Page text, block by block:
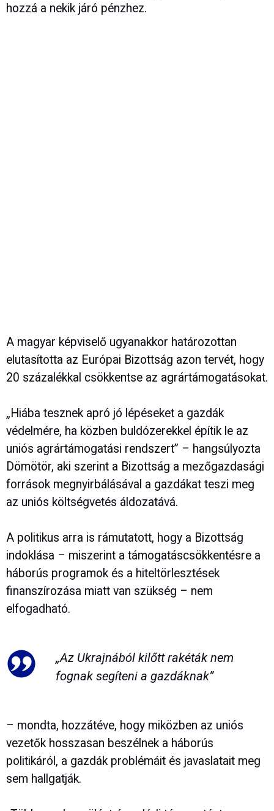
hozzá a nekik járó pénzhez.
A magyar képviselő ugyanakkor határozottan
elutasította az Európai Bizottság azon tervét, hogy
20 százalékkal csökkentse az agrártámogatásokat.
„Hiába tesznek apró jó lépéseket a gazdák
védelmére, ha közben buldózerekkel építik le az
uniós agrártámogatási rendszert” – hangsúlyozta
Dömötör, aki szerint a Bizottság a mezőgazdasági
források megnyirbálásával a gazdákat teszi meg
az uniós költségvetés áldozatává.
A politikus arra is rámutatott, hogy a Bizottság
indoklása – miszerint a támogatáscsökkentésre a
háborús programok és a hiteltörlesztések
finanszírozása miatt van szükség – nem
elfogadható.
„Az Ukrajnából kilőtt rakéták nem
fognak segíteni a gazdáknak”
– mondta, hozzátéve, hogy miközben az uniós
vezetők hosszasan beszélnek a háborús
politikáról, a gazdák problémáit és javaslatait meg
sem hallgatják.